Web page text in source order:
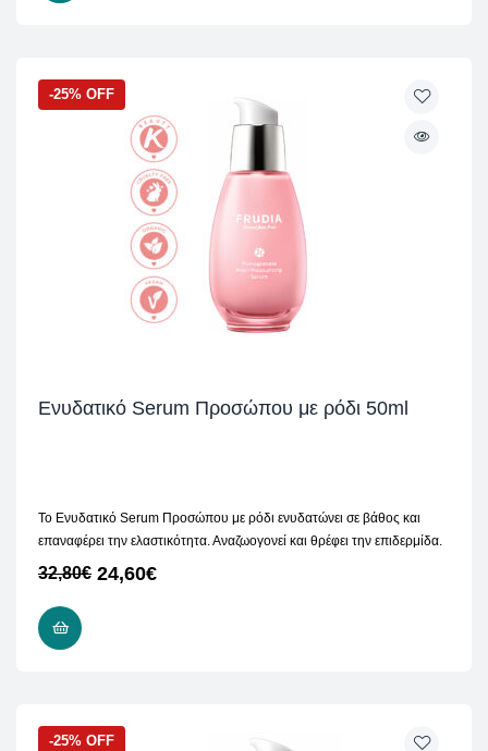
-25% OFF
Ενυδατικό Serum Προσώπου με ρόδι 50ml
Το Ενυδατικό Serum Προσώπου με ρόδι ενυδατώνει σε βάθος και
επαναφέρει την ελαστικότητα. Αναζωογονεί και θρέφει την επιδερμίδα.
32,80€ 24,60€
-25% OFF